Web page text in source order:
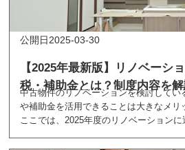
【2025年最新版】リノベーシ
税・補助金とは？制度内容を
2025-03-30
中古物件のリノベーションを検討してい
や補助金を活用できることは大きなメリ
ここでは、2025年度のリノベーション